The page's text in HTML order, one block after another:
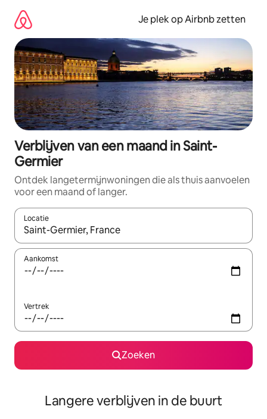
direct
naar
inhoud
Je plek op Airbnb zetten
Verblijven van een maand in Saint-
Germier
Ontdek langetermijnwoningen die als thuis aanvoelen
voor een maand of langer.
Locatie
Wanneer er resultaten beschikbaar zijn, maak je een keuze
Aankomst
Vertrek
Zoeken
Langere verblijven in de buurt